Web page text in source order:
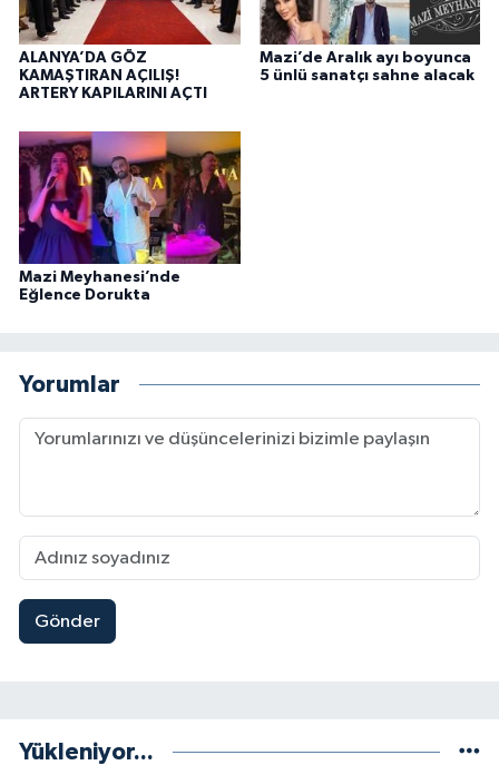
ALANYA’DA GÖZ
KAMAŞTIRAN AÇILIŞ!
ARTERY KAPILARINI AÇTI
Mazi’de Aralık ayı boyunca
5 ünlü sanatçı sahne alacak
Mazi Meyhanesi’nde
Eğlence Dorukta
Yorumlar
Gönder
Yükleniyor...